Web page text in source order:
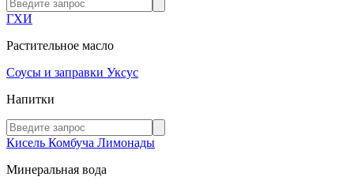
ГХИ
Растительное масло
Соусы и заправки Уксус
Напитки
Кисель Комбуча Лимонады
Минеральная вода